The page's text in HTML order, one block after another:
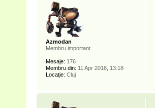
Azmodan
Membru important
Mesaje: 176
Membru din: 11 Apr 2018, 13:18
Locaţie: Cluj